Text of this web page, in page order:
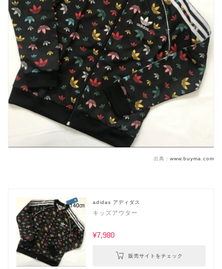
出典： www.buyma.com
adidas アディダス
キッズアウター
¥7,980
販売サイトをチェック